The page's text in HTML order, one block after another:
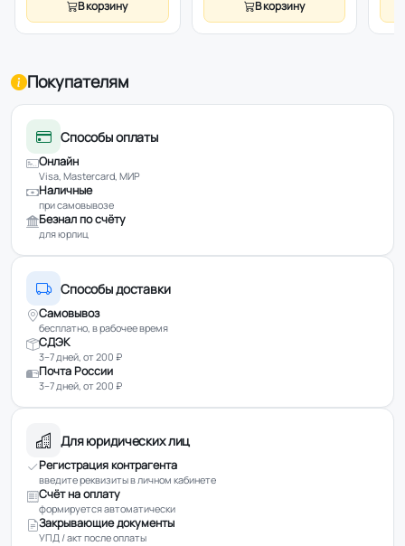
В корзину В корзину
Покупателям
Способы оплаты
Онлайн
Visa, Mastercard, МИР
Наличные
при самовывозе
Безнал по счёту
для юрлиц
Способы доставки
Самовывоз
бесплатно, в рабочее время
СДЭК
3–7 дней, от 200 ₽
Почта России
3–7 дней, от 200 ₽
Для юридических лиц
Регистрация контрагента
введите реквизиты в личном кабинете
Счёт на оплату
формируется автоматически
Закрывающие документы
УПД / акт после оплаты